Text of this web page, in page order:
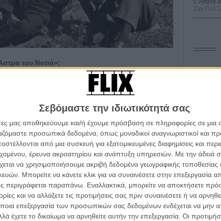
Σεβόμαστε την ιδιωτικότητά σας
μας αποθηκεύουμε και/ή έχουμε πρόσβαση σε πληροφορίες σε
προσωπικά δεδομένα, όπως μοναδικοί αναγνωριστικοί και
από μια συσκευή για εξατομικευμένες διαφημίσεις και
έρευνα ακροατηρίου και ανάπτυξη υπηρεσιών. Με την άδειά
να χρησιμοποιήσουμε ακριβή δεδομένα γεωγραφικής τοποθεσίας
Μπορείτε να κάνετε κλικ για να συναινέσετε στην επεξεργασία
περιγράφεται παραπάνω. Εναλλακτικά, μπορείτε να αποκτήσετε
και να αλλάξετε τις προτιμήσεις σας πριν συναινέσετε ή να
επεξεργασία των προσωπικών σας δεδομένων ενδέχεται να μην
έχετε το δικαίωμα να αρνηθείτε αυτήν την επεξεργασία. Οι
του Νοτιά»:
ποια ήταν η αρχική ιδέα, ποια η ανάγκη να
οποίο είχε παρατημένα καράβια, σκουριασμένα και
ένα ντοκιμαντέρ παρατήρησης για τη φθορά και
ιδέα εξελισσόταν, προστέθηκε και το ανθρώπινο
τον μαστρο-Κώστα, ο οποίος έχει και αυτός
ιστορίες και αναμνήσεις. Ενιωσα την ανάγκη
αφιερώθηκε στη θάλασσα και έχει φθάσει στο
πορεία ζωής ναυτικού - καραβιών.
της ταινίας, τι σας έφερε μεγάλη χαρά, ή τι
L’ Affaire
Ζαν-Πολ
Ο
10
τον
τα βλέπεις όλα σινεμά...
εβδομάδα
τρόπο του flix
του flix, στο inbox σου